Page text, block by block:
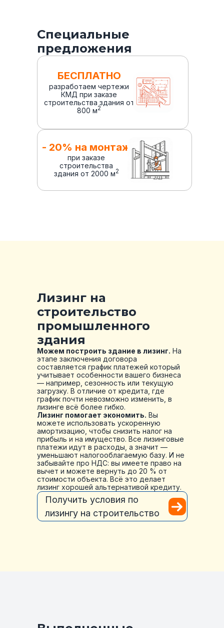
Специальные
предложения
БЕСПЛАТНО
разработаем чертежи
КМД при заказе
строительства здания от
800 м2
- 20% на монтаж
при заказе
строительства
здания от 2000 м2
Лизинг на
строительство
промышленного
здания
Можем построить здание в лизинг. На
этапе заключения договора
составляется график платежей который
учитывает особенности вашего бизнеса
— например, сезонность или текущую
загрузку. В отличие от кредита, где
график почти невозможно изменить, в
лизинге всё более гибко.
Лизинг помогает экономить. Вы
можете использовать ускоренную
амортизацию, чтобы снизить налог на
прибыль и на имущество. Все лизинговые
платежи идут в расходы, а значит —
уменьшают налогооблагаемую базу. И не
забывайте про НДС: вы имеете право на
вычет и можете вернуть до 20 % от
стоимости объекта. Всё это делает
лизинг хорошей альтернативой кредиту.
Получить условия по
лизингу на строительство